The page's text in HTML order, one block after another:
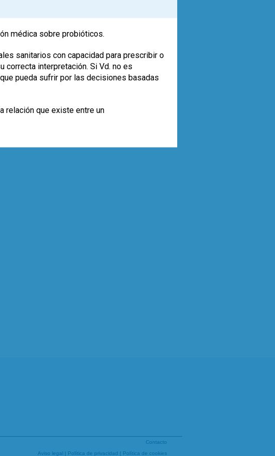
Contacto
Aviso legal | Política de privacidad | Política de cookies
médica sobre probióticos.
sanitarios con capacidad para prescribir o
correcta interpretación. Si Vd. no es
pueda sufrir por las decisiones basadas
relación que existe entre un